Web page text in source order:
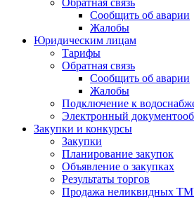
Обратная связь
Сообщить об аварии
Жалобы
Юридическим лицам
Тарифы
Обратная связь
Сообщить об аварии
Жалобы
Подключение к
Электронный
Закупки и конкурсы
Закупки
Планирование закупок
Объявление о закупках
Результаты торгов
Продажа неликвидных